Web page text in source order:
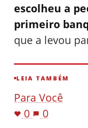
escolheu a
primeiro
que a levou
LEIA TAMBÉM
Para Você
0
0